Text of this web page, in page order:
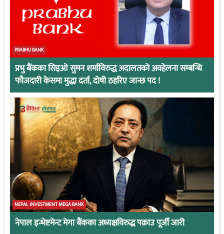
PRABHU BANK
प्रभु बैंकका सिइओ सुमन शर्माविरुद्ध अदालतको अवहेलना सम्बन्धि
फौजदारी केसमा मुद्धा दर्ता, दोषी ठहरिए जान्छ पद !
NEPAL INVESTMENT MEGA BANK
नेपाल इन्भेष्टमेन्ट मेगा बैंकका अध्यक्षविरुद्ध पक्राउ पूर्जी जारी